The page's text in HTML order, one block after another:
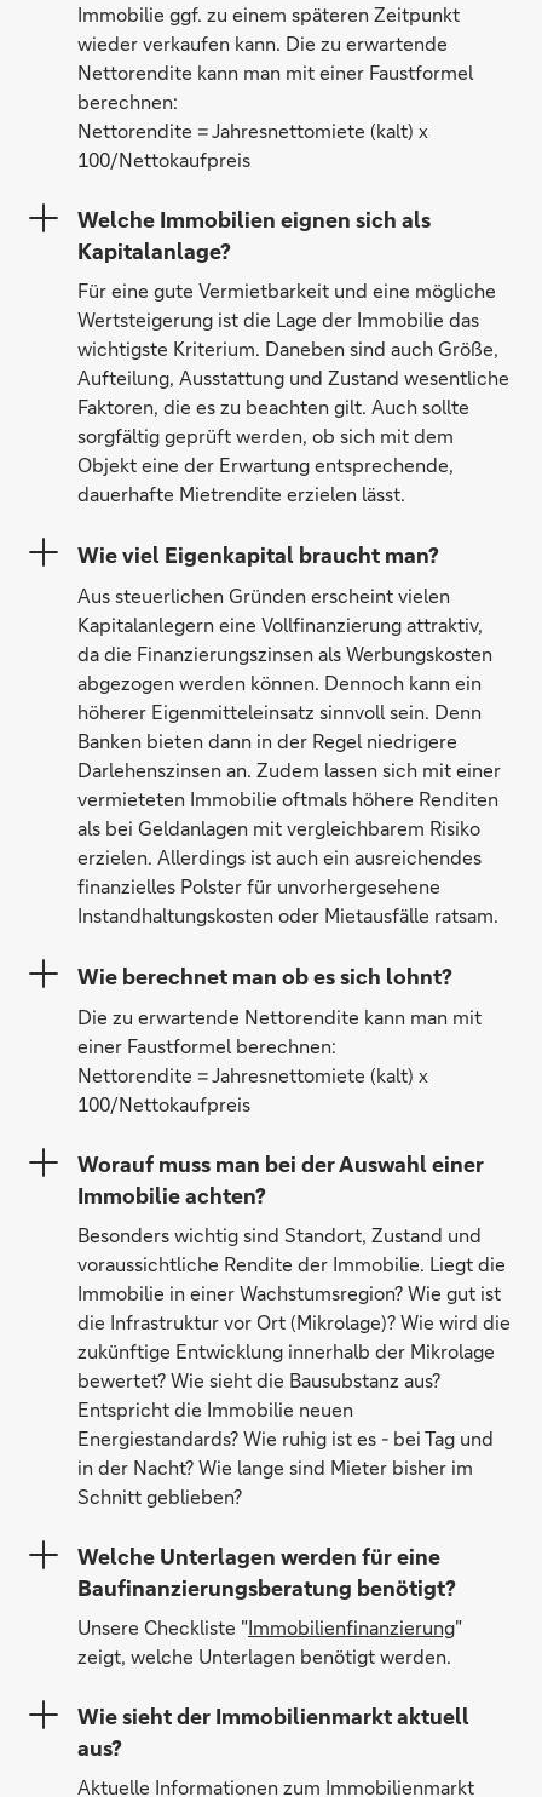
Immobilie ggf. zu einem späteren Zeitpunkt
wieder verkaufen kann. Die zu erwartende
Nettorendite kann man mit einer Faustformel
berechnen:
Nettorendite = Jahresnettomiete (kalt) x
100/Nettokaufpreis
Welche Immobilien eignen sich als
Kapitalanlage?
Für eine gute Vermietbarkeit und eine mögliche
Wertsteigerung ist die Lage der Immobilie das
wichtigste Kriterium. Daneben sind auch Größe,
Aufteilung, Ausstattung und Zustand wesentliche
Faktoren, die es zu beachten gilt. Auch sollte
sorgfältig geprüft werden, ob sich mit dem
Objekt eine der Erwartung entsprechende,
dauerhafte Mietrendite erzielen lässt.
Wie viel Eigenkapital braucht man?
Aus steuerlichen Gründen erscheint vielen
Kapitalanlegern eine Vollfinanzierung attraktiv,
da die Finanzierungszinsen als Werbungskosten
abgezogen werden können. Dennoch kann ein
höherer Eigenmitteleinsatz sinnvoll sein. Denn
Banken bieten dann in der Regel niedrigere
Darlehenszinsen an. Zudem lassen sich mit einer
vermieteten Immobilie oftmals höhere Renditen
als bei Geldanlagen mit vergleichbarem Risiko
erzielen. Allerdings ist auch ein ausreichendes
finanzielles Polster für unvorhergesehene
Instandhaltungskosten oder Mietausfälle ratsam.
Wie berechnet man ob es sich lohnt?
Die zu erwartende Nettorendite kann man mit
einer Faustformel berechnen:
Nettorendite = Jahresnettomiete (kalt) x
100/Nettokaufpreis
Worauf muss man bei der Auswahl einer
Immobilie achten?
Besonders wichtig sind Standort, Zustand und
voraussichtliche Rendite der Immobilie. Liegt die
Immobilie in einer Wachstumsregion? Wie gut ist
die Infrastruktur vor Ort (Mikrolage)? Wie wird die
zukünftige Entwicklung innerhalb der Mikrolage
bewertet? Wie sieht die Bausubstanz aus?
Entspricht die Immobilie neuen
Energiestandards? Wie ruhig ist es - bei Tag und
in der Nacht? Wie lange sind Mieter bisher im
Schnitt geblieben?
Welche Unterlagen werden für eine
Baufinanzierungsberatung benötigt?
Unsere Checkliste "Immobilienfinanzierung"
zeigt, welche Unterlagen benötigt werden.
Wie sieht der Immobilienmarkt aktuell
aus?
Aktuelle Informationen zum Immobilienmarkt